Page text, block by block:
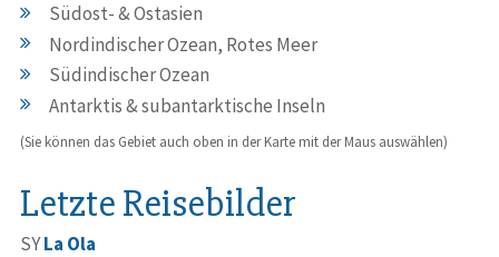
Südost- & Ostasien
Nordindischer Ozean, Rotes Meer
Südindischer Ozean
Antarktis & subantarktische Inseln
(Sie können das Gebiet auch oben in der Karte mit der Maus auswählen)
Letzte Reisebilder
SYLa Ola